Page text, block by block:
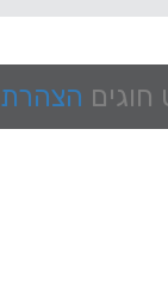
הצהרת נגישות